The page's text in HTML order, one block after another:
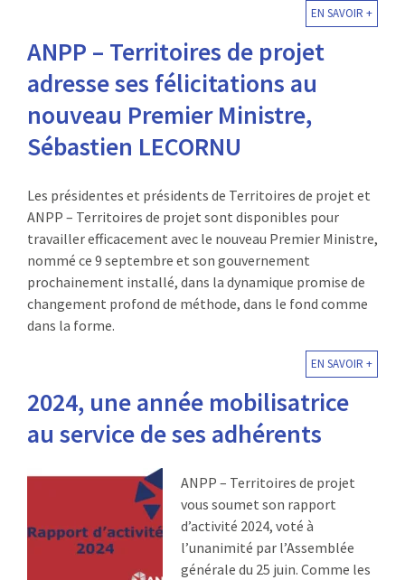
EN SAVOIR +
ANPP – Territoires de projet
adresse ses félicitations au
nouveau Premier Ministre,
Sébastien LECORNU
Les présidentes et présidents de Territoires de projet et
ANPP – Territoires de projet sont disponibles pour
travailler efficacement avec le nouveau Premier Ministre,
nommé ce 9 septembre et son gouvernement
prochainement installé, dans la dynamique promise de
changement profond de méthode, dans le fond comme
dans la forme.
EN SAVOIR +
2024, une année mobilisatrice
au service de ses adhérents
ANPP – Territoires de projet
vous soumet son rapport
d’activité 2024, voté à
l’unanimité par l’Assemblée
générale du 25 juin. Comme les